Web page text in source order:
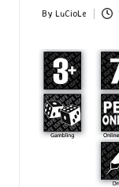
Posted
By LuCioLe